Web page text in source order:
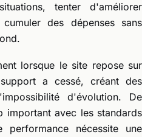
tenter d'améliorer
des dépenses sans
lorsque le site repose sur
a cessé, créant des
d'évolution. De
important avec les standards
nécessite une